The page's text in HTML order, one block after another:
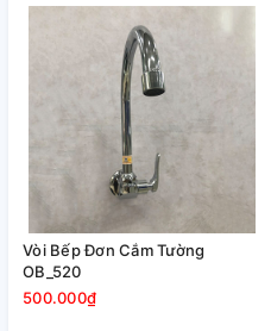
Vòi Bếp Đơn Cắm Tường
OB_520
500.000₫